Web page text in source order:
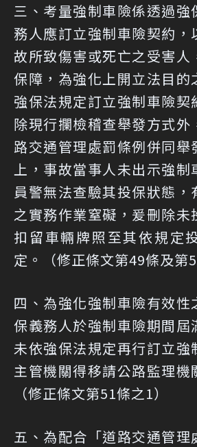
三、考量強制車險係透過強
務人應訂立強制車險契約，
故所致傷害或死亡之受害人
保障，為強化上開立法目的
強保法規定訂立強制車險契
除現行攔檢稽查舉發方式外
路交通管理處罰條例併同舉
上，事故當事人未出示強制
員警無法查驗其投保狀態，
之實務作業窒礙，爰刪除未
扣留車輛牌照至其依規定
定。（修正條文第49條及第
四、為強化強制車險有效性
保義務人於強制車險期間屆
未依強保法規定再行訂立強
主管機關得移請公路監理機
（修正條文第51條之1）
五、為配合「道路交通管理